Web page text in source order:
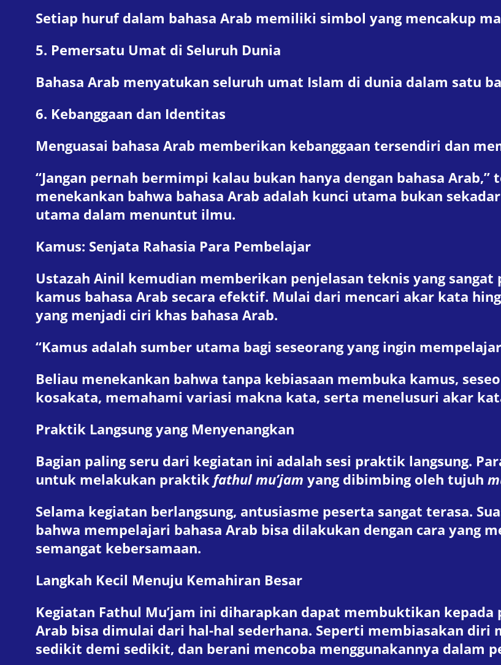
Setiap huruf dalam bahasa Arab memiliki simbol yang mencakup
5. Pemersatu Umat di Seluruh Dunia
Bahasa Arab menyatukan seluruh umat Islam di dunia dalam satu
6. Kebanggaan dan Identitas
Menguasai bahasa Arab memberikan kebanggaan tersendiri dan
“Jangan pernah bermimpi kalau bukan hanya dengan bahasa Arab,”
menekankan bahwa bahasa Arab adalah kunci utama bukan
utama dalam menuntut ilmu.
Kamus: Senjata Rahasia Para Pembelajar
Ustazah Ainil kemudian memberikan penjelasan teknis yang
kamus bahasa Arab secara efektif. Mulai dari mencari akar kata
yang menjadi ciri khas bahasa Arab.
“Kamus adalah sumber utama bagi seseorang yang ingin
Beliau menekankan bahwa tanpa kebiasaan membuka kamus,
kosakata, memahami variasi makna kata, serta menelusuri akar
Praktik Langsung yang Menyenangkan
Bagian paling seru dari kegiatan ini adalah sesi praktik langsung.
untuk melakukan praktik fathul mu’jam yang dibimbing oleh tujuh
Selama kegiatan berlangsung, antusiasme peserta sangat terasa.
bahwa mempelajari bahasa Arab bisa dilakukan dengan cara yang
semangat kebersamaan.
Langkah Kecil Menuju Kemahiran Besar
Kegiatan Fathul Mu’jam ini diharapkan dapat membuktikan kepada
Arab bisa dimulai dari hal-hal sederhana. Seperti membiasakan diri
sedikit demi sedikit, dan berani mencoba menggunakannya dalam